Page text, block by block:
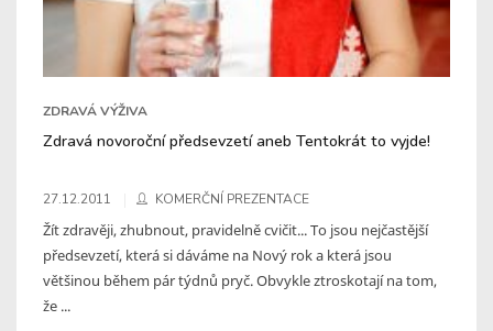
ZDRAVÁ VÝŽIVA
Zdravá novoroční předsevzetí aneb Tentokrát to vyjde!
27.12.2011 KOMERČNÍ PREZENTACE
Žít zdravěji, zhubnout, pravidelně cvičit... To jsou nejčastější
předsevzetí, která si dáváme na Nový rok a která jsou
většinou během pár týdnů pryč. Obvykle ztroskotají na tom,
že ...